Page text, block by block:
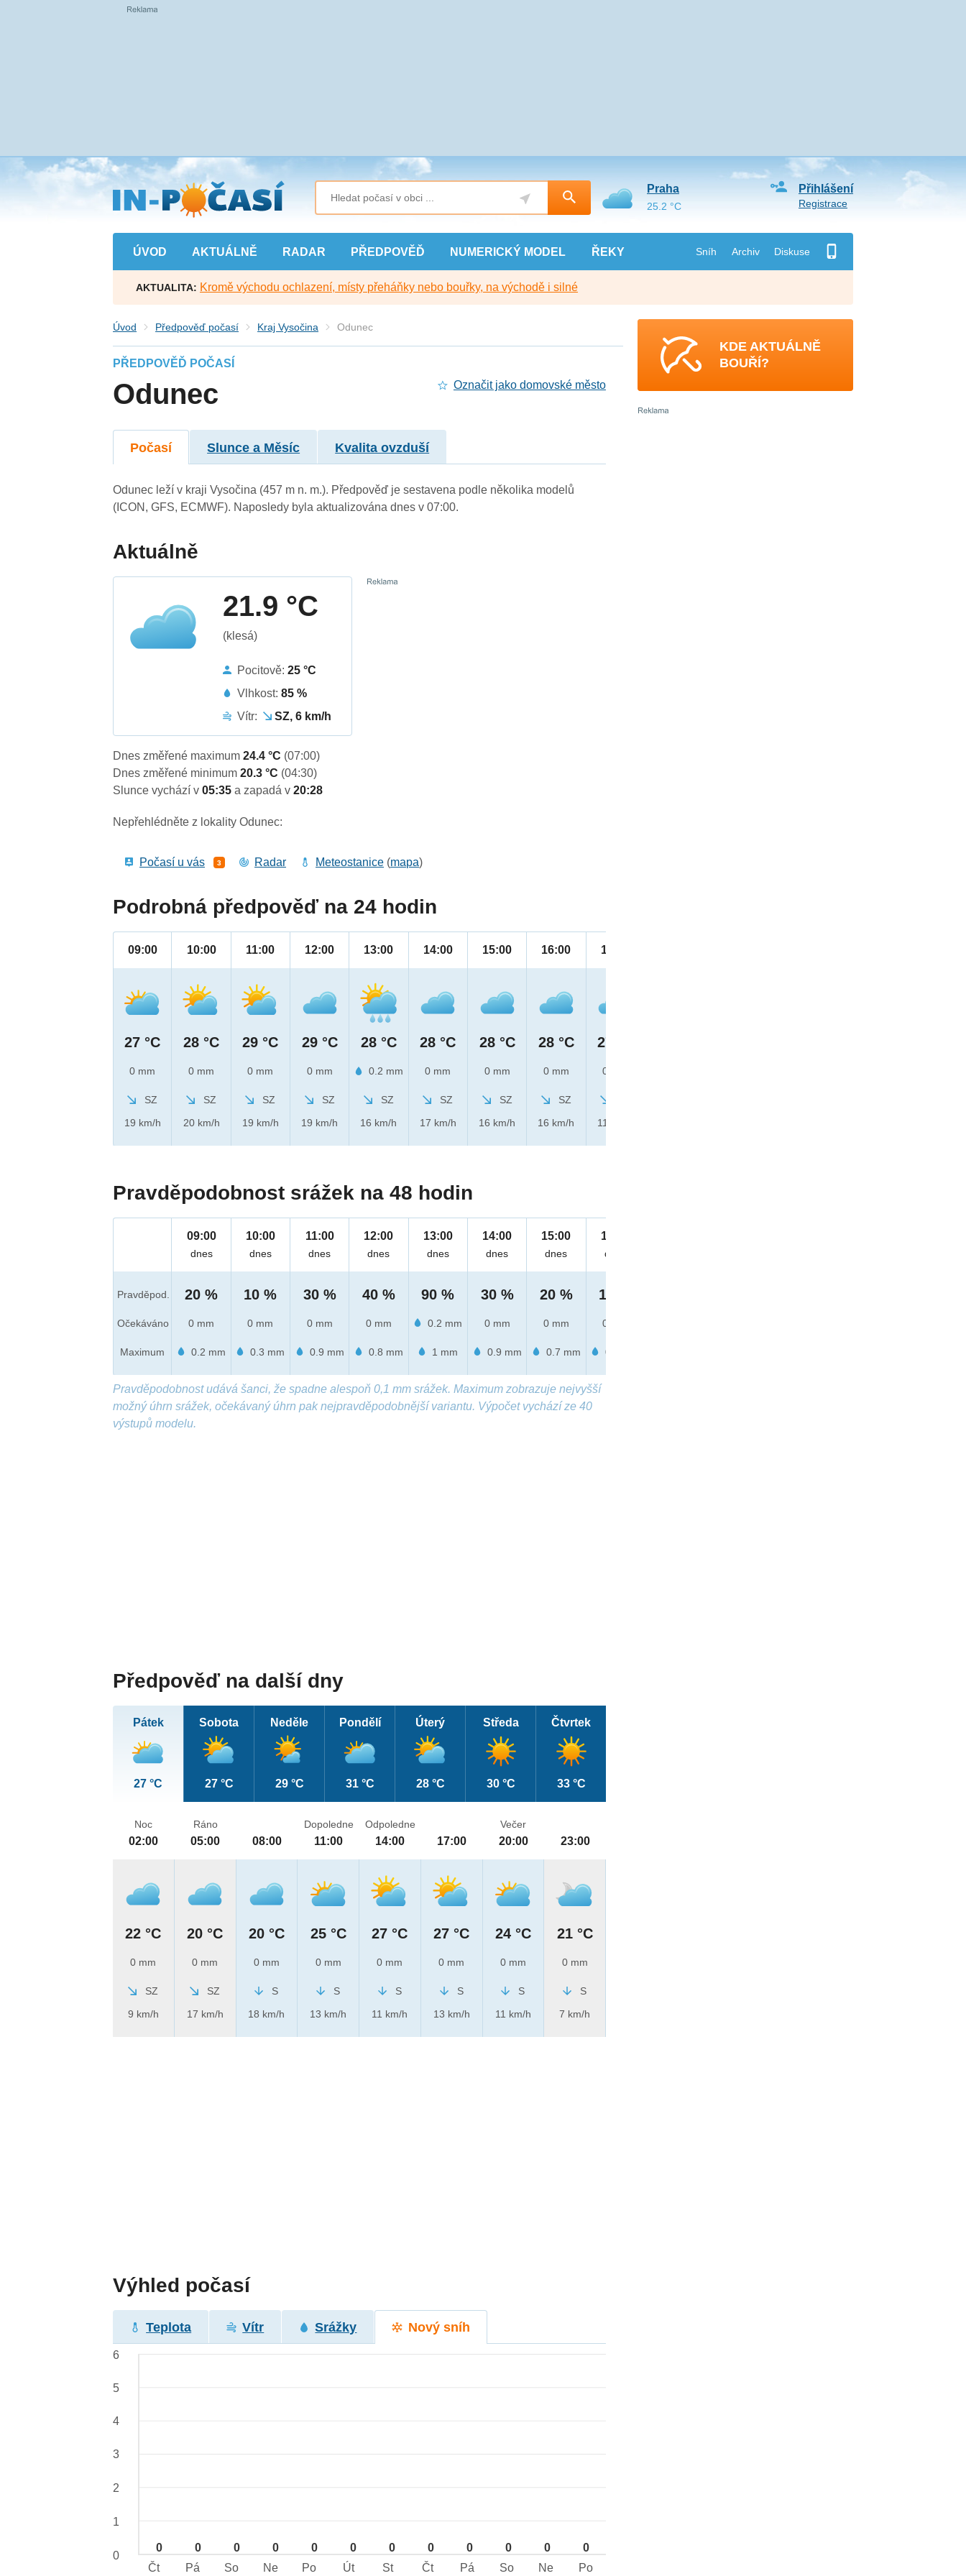
Přejít
na
hlavní
obsah
ÚVOD AKTUÁLNĚ RADAR PŘEDPOVĚĎ NUMERICKÝ MODEL ŘEKY Sníh Archiv Diskuse
Přihlášení
Registrace
Praha
25.2 °C
AKTUALITA: Kromě východu ochlazení, místy přeháňky nebo bouřky, na východě i silné
Úvod Předpověď počasí Kraj Vysočina Odunec
PŘEDPOVĚĎ POČASÍ
Odunec Označit jako domovské město
Počasí Slunce a Měsíc Kvalita ovzduší
Odunec leží v kraji Vysočina (457 m n. m.). Předpověď je sestavena podle několika modelů
(ICON, GFS, ECMWF). Naposledy byla aktualizována dnes v 07:00.
Aktuálně
21.9 °C
(klesá)
Pocitově:25 °C
Vlhkost:85 %
Vítr:
SZ, 6 km/h
Dnes změřené maximum24.4 °C (07:00)
Dnes změřené minimum20.3 °C (04:30)
Slunce vychází v05:35a zapadá v20:28
Nepřehlédněte z lokality Odunec:
Počasí u vás 3 Radar Meteostanice (mapa)
Podrobná předpověď na 24 hodin
09:00
27 °C
0 mm
SZ
19 km/h
10:00
28 °C
0 mm
SZ
20 km/h
11:00
29 °C
0 mm
SZ
19 km/h
12:00
29 °C
0 mm
SZ
19 km/h
13:00
28 °C
0.2 mm
SZ
16 km/h
14:00
28 °C
0 mm
SZ
17 km/h
15:00
28 °C
0 mm
SZ
16 km/h
16:00
28 °C
0 mm
SZ
16 km/h
17:00
27 °C
0 mm
11 km/h
Pravděpodobnost srážek na 48 hodin
Pravděpod.
Očekáváno
Maximum
09:00
dnes
20 %
0 mm
0.2 mm
10:00
dnes
10 %
0 mm
0.3 mm
11:00
dnes
30 %
0 mm
0.9 mm
12:00
dnes
40 %
0 mm
0.8 mm
13:00
dnes
90 %
0.2 mm
1 mm
14:00
dnes
30 %
0 mm
0.9 mm
15:00
dnes
20 %
0 mm
0.7 mm
16:00
dnes
10 %
0 mm
0.2 mm
Pravděpodobnost udává šanci, že spadne alespoň 0,1 mm srážek. Maximum zobrazuje nejvyšší
možný úhrn srážek, očekávaný úhrn pak nejpravděpodobnější variantu. Výpočet vychází ze 40
výstupů modelu.
Předpověď na další dny
Pátek
27 °C
Sobota
27 °C
Neděle
29 °C
Pondělí
31 °C
Úterý
28 °C
Středa
30 °C
Čtvrtek
33 °C
Noc
02:00
22 °C
0 mm
SZ
9 km/h
Ráno
05:00
20 °C
0 mm
SZ
17 km/h
08:00
20 °C
0 mm
S
18 km/h
Dopoledne
11:00
25 °C
0 mm
S
13 km/h
Odpoledne
14:00
27 °C
0 mm
S
11 km/h
17:00
27 °C
0 mm
S
13 km/h
Večer
20:00
24 °C
0 mm
S
11 km/h
23:00
21 °C
0 mm
S
7 km/h
Výhled počasí
Teplota Vítr Srážky Nový sníh
0 0 0 0 0 0 0 0 0 0 0 0
6
5
4
3
2
1
0
Čt
Pá So Ne Po Út St Čt Pá So Ne Po
KDE AKTUÁLNĚ
BOUŘÍ?